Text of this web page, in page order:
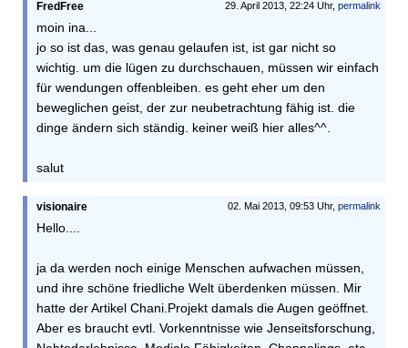
29. April 2013, 22:24 Uhr, permalink
FredFree
moin ina...
jo so ist das, was genau gelaufen ist, ist gar nicht so
wichtig. um die lügen zu durchschauen, müssen wir einfach
für wendungen offenbleiben. es geht eher um den
beweglichen geist, der zur neubetrachtung fähig ist. die
dinge ändern sich ständig. keiner weiß hier alles^^.
salut
02. Mai 2013, 09:53 Uhr, permalink
visionaire
Hello....
ja da werden noch einige Menschen aufwachen müssen,
und ihre schöne friedliche Welt überdenken müssen. Mir
hatte der Artikel Chani.Projekt damals die Augen geöffnet.
Aber es braucht evtl. Vorkenntnisse wie Jenseitsforschung,